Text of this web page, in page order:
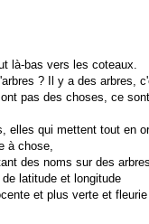
là-bas vers les coteaux.
? Il y a des arbres,
pas des choses, ce
elles qui mettent tout en
à chose,
des noms sur des
latitude et longitude
et plus verte et